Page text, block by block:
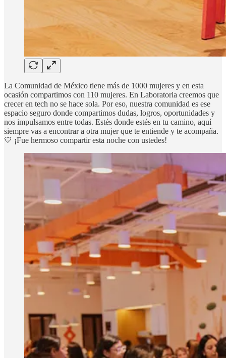
La Comunidad de México tiene más de 1000 mujeres y en esta
ocasión compartimos con 110 mujeres. En Laboratoria creemos que
crecer en tech no se hace sola. Por eso, nuestra comunidad es ese
espacio seguro donde compartimos dudas, logros, oportunidades y
nos impulsamos entre todas. Estés donde estés en tu camino, aquí
siempre vas a encontrar a otra mujer que te entiende y te acompaña.
💛 ¡Fue hermoso compartir esta noche con ustedes!